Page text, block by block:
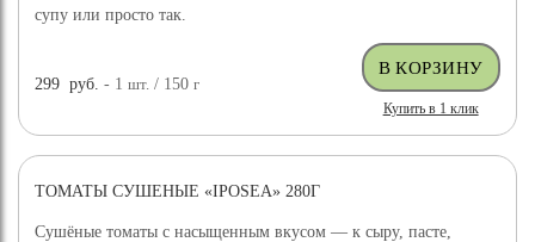
супу или просто так.
299 руб. - 1шт. / 150г
Купить в 1 клик
ТОМАТЫ СУШЕНЫЕ «IPOSEA» 280Г
Сушёные томаты с насыщенным вкусом — к сыру, пасте,